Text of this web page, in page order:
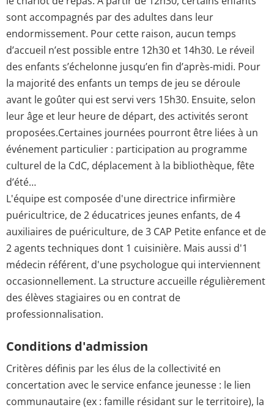
sont accompagnés par des adultes dans leur
endormissement. Pour cette raison, aucun temps
d’accueil n’est possible entre 12h30 et 14h30. Le réveil
des enfants s’échelonne jusqu’en fin d’après-midi. Pour
la majorité des enfants un temps de jeu se déroule
avant le goûter qui est servi vers 15h30. Ensuite, selon
leur âge et leur heure de départ, des activités seront
proposées.Certaines journées pourront être liées à un
événement particulier : participation au programme
culturel de la CdC, déplacement à la bibliothèque, fête
d’été…
L'équipe est composée d'une directrice infirmière
puéricultrice, de 2 éducatrices jeunes enfants, de 4
auxiliaires de puériculture, de 3 CAP Petite enfance et de
2 agents techniques dont 1 cuisinière. Mais aussi d'1
médecin référent, d'une psychologue qui interviennent
occasionnellement. La structure accueille régulièrement
des élèves stagiaires ou en contrat de
professionnalisation.
Conditions d'admission
Critères définis par les élus de la collectivité en
concertation avec le service enfance jeunesse : le lien
communautaire (ex : famille résidant sur le territoire), la